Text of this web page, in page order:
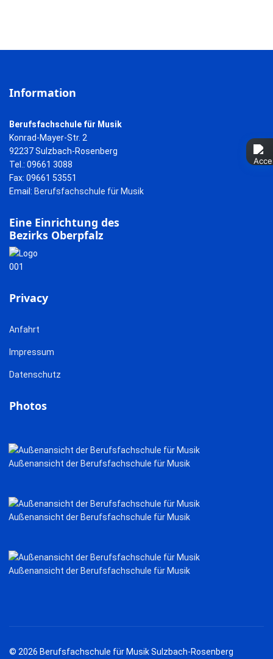
Information
Berufsfachschule für Musik
Konrad-Mayer-Str. 2
92237 Sulzbach-Rosenberg
Tel.: 09661 3088
Fax: 09661 53551
Email: Berufsfachschule für Musik
Eine Einrichtung des
Bezirks Oberpfalz
Privacy
Anfahrt
Impressum
Datenschutz
Photos
Außenansicht der Berufsfachschule für Musik
Außenansicht der Berufsfachschule für Musik
Außenansicht der Berufsfachschule für Musik
© 2026 Berufsfachschule für Musik Sulzbach-Rosenberg